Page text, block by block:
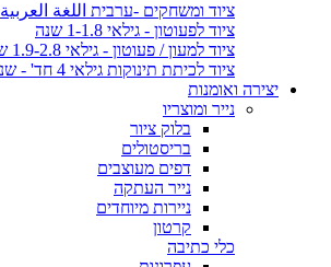
ציוד ומשחקים -ערבית اللغة العربية
ציוד לפעוטון - גילאי 1-1.8 שנה
ציוד למעון / פעוטון - גילאי 1.9-2.8 שנה
ציוד לכיתת תינוקות גילאי 4 חד' - שנה
יצירה ואומנות
נייר ומוצריו
בלוק ציור
בריסטולים
דפים מעוצבים
נייר העתקה
ניירות מיוחדים
קרטון
כלי כתיבה